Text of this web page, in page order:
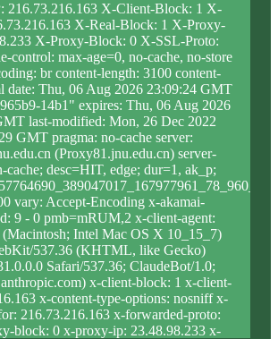
216.73.216.163 X-Client-Block: 1 X-
X-Real-Block: 1 X-Proxy-
X-Proxy-Block: 0 X-SSL-Proto:
control: max-age=0, no-cache, no-store
br content-length: 3100 content-
date: Thu, 06 Aug 2026 23:09:24 GMT
14b1" expires: Thu, 06 Aug 2026
last-modified: Mon, 26 Dec 2022
GMT pragma: no-cache server:
(Proxy81.jnu.edu.cn) server-
cache; desc=HIT, edge; dur=1, ak_p;
vary: Accept-Encoding x-akamai-
9 - 0 pmb=mRUM,2 x-client-agent:
Intel Mac OS X 10_15_7)
537.36 (KHTML, like Gecko)
Safari/537.36; ClaudeBot/1.0;
x-client-block: 1 x-client-
x-content-type-options: nosniff x-
216.73.216.163 x-forwarded-proto:
block: 0 x-proxy-ip: 23.48.98.233 x-